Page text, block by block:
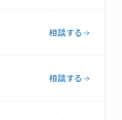
相談する
相談する